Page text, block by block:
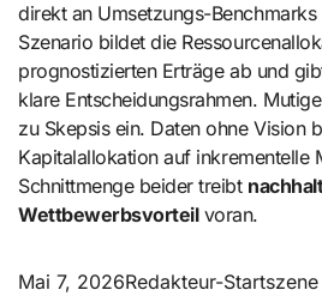
direkt an Umsetzungs-
Szenario bildet die
prognostizierten Erträge ab und
klare Entscheidungsrahmen.
zu Skepsis ein. Daten ohne Vision
Kapitalallokation auf inkrementelle
Schnittmenge beider treibt
Wettbewerbsvorteilvoran.
Mai 7, 2026Redakteur-Startszene